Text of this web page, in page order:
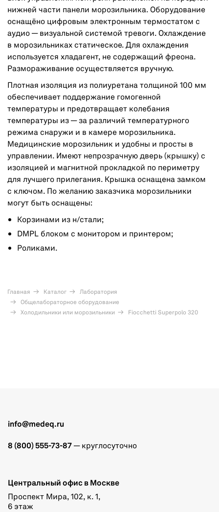
нижней части панели морозильника. Оборудование
оснащёно цифровым электронным термостатом с
аудио — визуальной системой тревоги. Охлаждение
в морозильниках статическое. Для охлаждения
используется хладагент, не содержащий фреона.
Размораживание осуществляется вручную.
Плотная изоляция из полиуретана толщиной 100 мм
обеспечивает поддержание гомогенной
температуры и предотвращает колебания
температуры из — за различий температурного
режима снаружи и в камере морозильника.
Медицинские морозильник и удобны и просты в
управлении. Имеют непрозрачную дверь (крышку) с
изоляцией и магнитной прокладкой по периметру
для лучшего прилегания. Крышка оснащена замком
с ключом. По желанию заказчика морозильники
могут быть оснащены:
Корзинами из н/стали;
DMPL блоком с монитором и принтером;
Роликами.
Главная Каталог
Лаборатория
Общелабораторное оборудование
Холодильники или морозильники
Fiocchetti Superpolo 320
info@medeq.ru
8 (800) 555-73-87 — круглосуточно
Центральный офис в Москве
Проспект Мира, 102, к. 1,
6 этаж